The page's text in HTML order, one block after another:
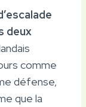
deux
comme
défense,
que la